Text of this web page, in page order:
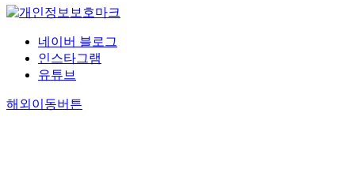
네이버 블로그
인스타그램
유튜브
해외이동버튼